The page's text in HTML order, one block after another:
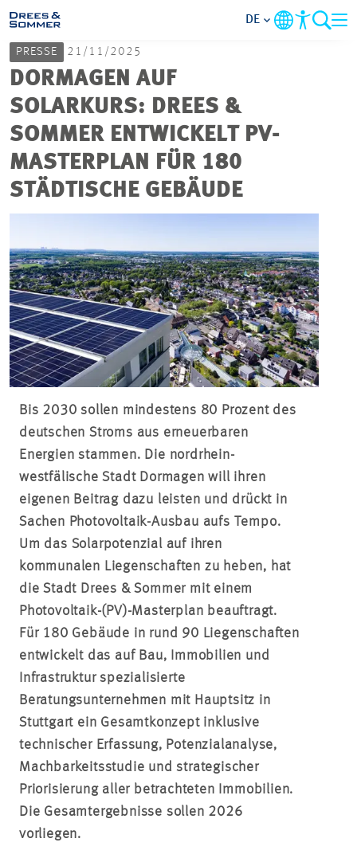
MARKETS
SERVICES
UNTERNEHMEN
IM FOKUS
KARRIERE
PROJEKTE
KONTAKT
DE
PRESSE 21/11/2025
DORMAGEN AUF
SOLARKURS: DREES &
SOMMER ENTWICKELT PV-
MASTERPLAN FÜR 180
STÄDTISCHE GEBÄUDE
Bis 2030 sollen mindestens 80 Prozent des
deutschen Stroms aus erneuerbaren
Energien stammen. Die nordrhein-
westfälische Stadt Dormagen will ihren
eigenen Beitrag dazu leisten und drückt in
Sachen Photovoltaik-Ausbau aufs Tempo.
Um das Solarpotenzial auf ihren
kommunalen Liegenschaften zu heben, hat
die Stadt Drees & Sommer mit einem
Photovoltaik-(PV)-Masterplan beauftragt.
Für 180 Gebäude in rund 90 Liegenschaften
entwickelt das auf Bau, Immobilien und
Infrastruktur spezialisierte
Beratungsunternehmen mit Hauptsitz in
Stuttgart ein Gesamtkonzept inklusive
technischer Erfassung, Potenzialanalyse,
Machbarkeitsstudie und strategischer
Priorisierung aller betrachteten Immobilien.
Die Gesamtergebnisse sollen 2026
vorliegen.